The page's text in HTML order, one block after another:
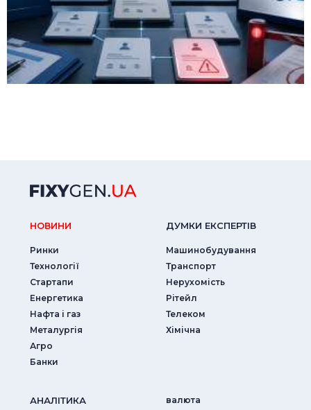
НОВИНИ
Ринки
Технології
Стартапи
Енергетика
Нафта і газ
Металургія
Агро
Банки
ДУМКИ ЕКСПЕРТIВ
Машинобудування
Транспорт
Нерухомість
Рітейл
Телеком
Хімічна
АНАЛIТИКА валюта